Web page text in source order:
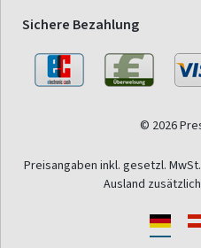
Sichere Bezahlung
© 2026
Preisangaben inkl. gesetzl.
Ausland